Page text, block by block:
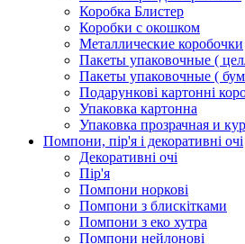
Коробка Блистер
Коробки с окошком
Металлические коробочки
Пакеты упаковочные (
Пакеты упаковочные (
Подарункові картонні
Упаковка картонна
Упаковка прозрачная и
Помпони, пір'я і декоративні очі
Декоративні очі
Пір'я
Помпони норкові
Помпони з блискітками
Помпони з еко хутра
Помпони нейлонові